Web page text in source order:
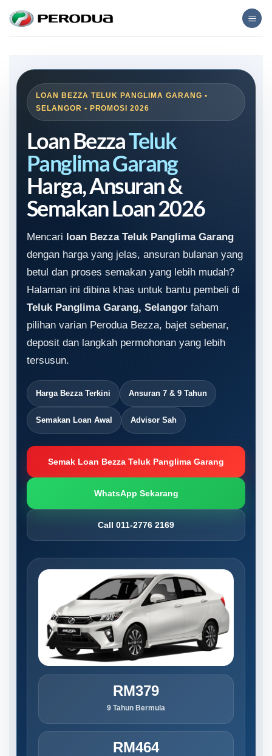
content
LOAN BEZZA TELUK PANGLIMA GARANG •
SELANGOR • PROMOSI 2026
Loan BezzaTeluk
Panglima Garang
Harga, Ansuran &
Semakan Loan 2026
Mencari loan Bezza Teluk Panglima Garang
dengan harga yang jelas, ansuran bulanan yang
betul dan proses semakan yang lebih mudah?
Halaman ini dibina khas untuk bantu pembeli di
Teluk Panglima Garang, Selangor faham
pilihan varian Perodua Bezza, bajet sebenar,
deposit dan langkah permohonan yang lebih
tersusun.
Harga Bezza Terkini Ansuran 7 & 9 Tahun
Semakan Loan Awal Advisor Sah
Semak Loan Bezza Teluk Panglima Garang
WhatsApp Sekarang
Call 011-2776 2169
RM379
9 Tahun Bermula
RM464